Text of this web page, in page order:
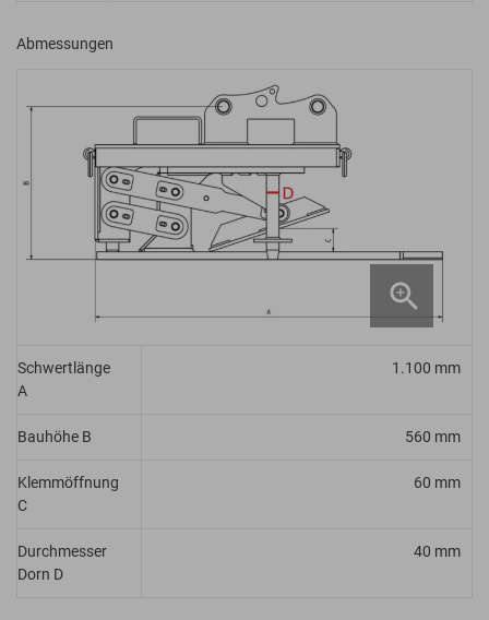
Abmessungen
Schwertlänge
A
1.100 mm
Bauhöhe B 560 mm
Klemmöffnung
C
60 mm
Durchmesser
Dorn D
40 mm